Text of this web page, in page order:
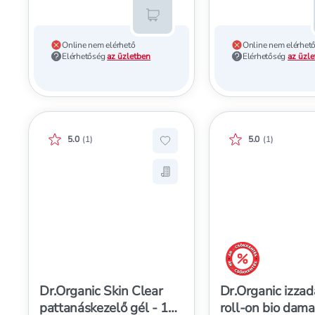
Online nem elérhető
Elérhetőségaz üzletben
Kosárba teszem
Online nem elérhető
Elérhetőség az
Dr.Organic Skin Clear
pattanáskezelő gél - 10
Értékelés pontszáma:
5.0 (1)
Hozzáadás a kedvencekhez,
Mentés a bevásárló listára,
árréscsökkentés
Dr.Organic
roll-on bio
Értékelés
5.0 (1)